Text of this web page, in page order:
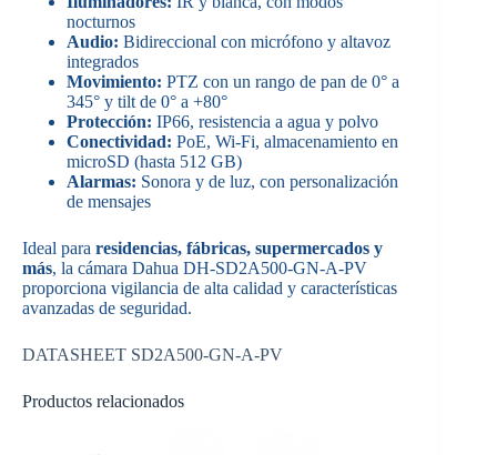
nocturnos
Audio: Bidireccional con micrófono y altavoz
integrados
Movimiento: PTZ con un rango de pan de 0° a
345° y tilt de 0° a +80°
Protección: IP66, resistencia a agua y polvo
Conectividad: PoE, Wi-Fi, almacenamiento en
microSD (hasta 512 GB)
Alarmas: Sonora y de luz, con personalización
de mensajes
Ideal para residencias, fábricas, supermercados y
más, la cámara Dahua DH-SD2A500-GN-A-PV
proporciona vigilancia de alta calidad y características
avanzadas de seguridad.
DATASHEET SD2A500-GN-A-PV
Productos relacionados